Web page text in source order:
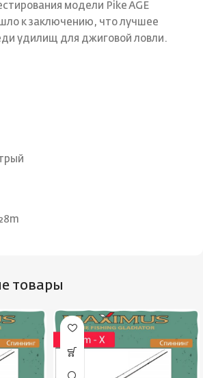
модели Pike AGE
к заключению, что лучшее
удилищ для джиговой ловли.
товары